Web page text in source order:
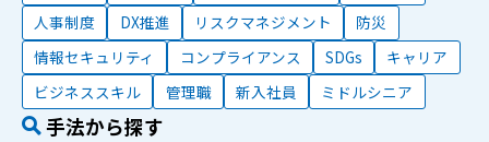
人事制度
DX推進 リスクマネジメント
防災
情報セキュリティ
コンプライアンス SDGs
キャリア
ビジネススキル
管理職 新入社員 ミドルシニア
手法から探す